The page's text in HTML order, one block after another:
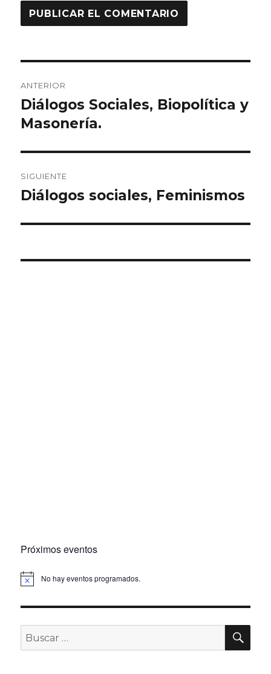
de
entradas
ANTERIOR
Entrada
anterior:
Diálogos Sociales, Biopolítica y
Masonería.
SIGUIENTE
Entrada
Diálogos sociales, Feminismos
Próximos eventos
No hay eventos programados.
Buscar
por: